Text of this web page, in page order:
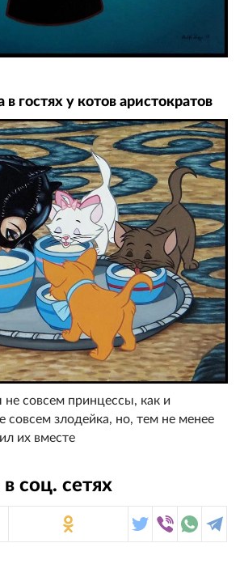
гостях у котов аристократов
не совсем принцессы, как и
злодейка, но, тем не менее
их вместе
соц. сетях